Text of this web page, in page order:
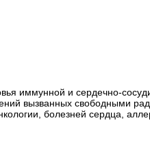
иммунной и сердечно-
вызванных свободными
болезней сердца,